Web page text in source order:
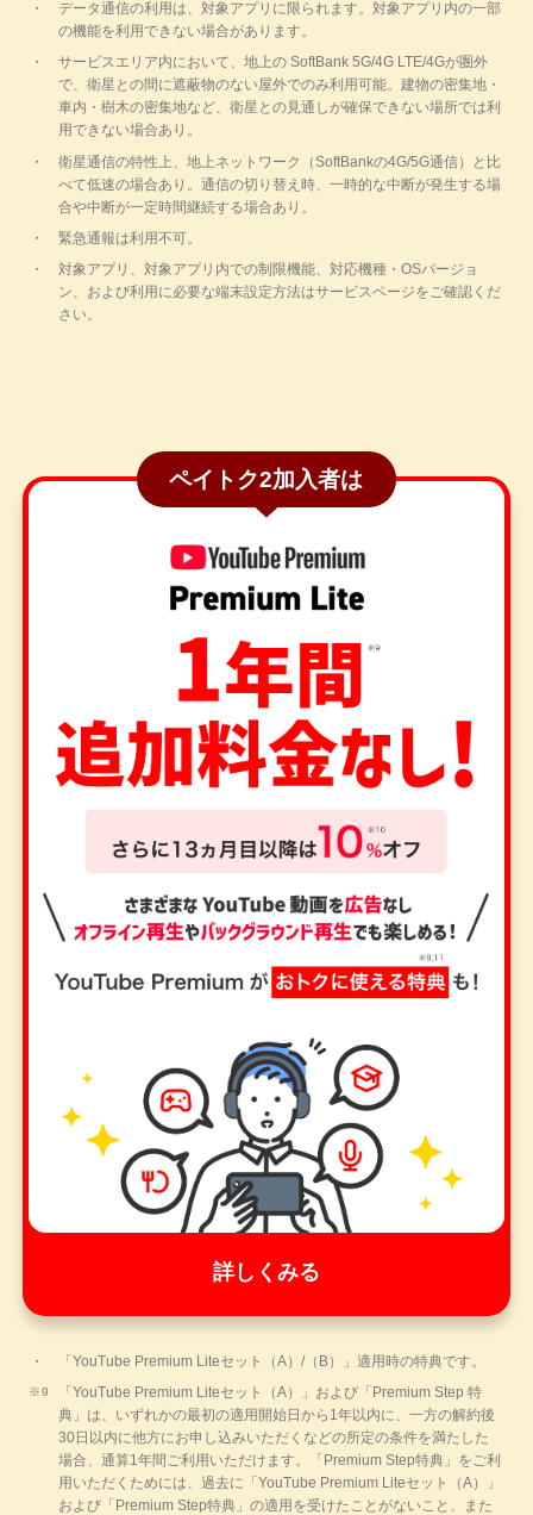
データ通信の利用は、対象アプリに限られます。対象アプリ内の一部
の機能を利用できない場合があります。
サービスエリア内において、地上の SoftBank 5G/4G LTE/4Gが圏外
で、衛星との間に遮蔽物のない屋外でのみ利用可能。建物の密集地・
車内・樹木の密集地など、衛星との見通しが確保できない場所では利
用できない場合あり。
衛星通信の特性上、地上ネットワーク（SoftBankの4G/5G通信）と比
べて低速の場合あり。通信の切り替え時、一時的な中断が発生する場
合や中断が一定時間継続する場合あり。
緊急通報は利用不可。
対象アプリ、対象アプリ内での制限機能、対応機種・OSバージョ
ン、および利用に必要な端末設定方法はサービスページをご確認くだ
さい。
ペイトク2加入者は
詳しくみる
「YouTube Premium Liteセット（A）/（B）」適用時の特典です。
「YouTube Premium Liteセット（A）」および「Premium Step 特
典」は、いずれかの最初の適用開始日から1年以内に、一方の解約後
30日以内に他方にお申し込みいただくなどの所定の条件を満たした
場合、通算1年間ご利用いただけます。「Premium Step特典」をご利
用いただくためには、過去に「YouTube Premium Liteセット（A）」
および「Premium Step特典」の適用を受けたことがないこと、また